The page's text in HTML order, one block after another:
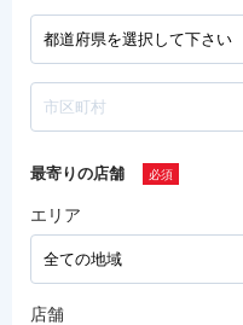
最寄りの店舗
エリア
店舗